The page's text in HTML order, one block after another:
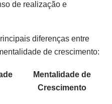
de realização e
diferenças entre
de crescimento:
Mentalidade de
Crescimento